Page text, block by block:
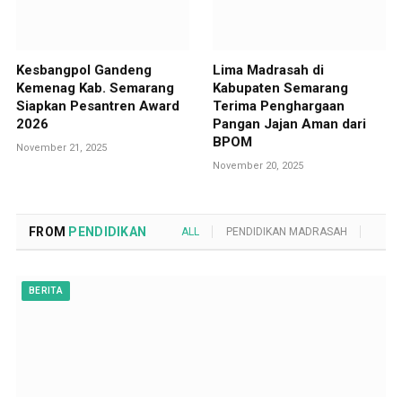
Kesbangpol Gandeng
Kemenag Kab. Semarang
Siapkan Pesantren Award
2026
November 21, 2025
Lima Madrasah di
Kabupaten Semarang
Terima Penghargaan
Pangan Jajan Aman dari
BPOM
November 20, 2025
FROM PENDIDIKAN ALL PENDIDIKAN MADRASAH
BERITA